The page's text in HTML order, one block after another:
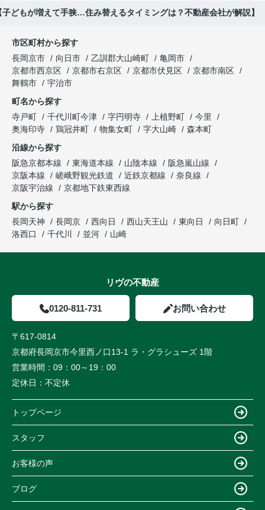
どもが増えて手狭…住み替えるタイミングは？不動産会社が解説】
市区町村から探す
長岡京市
向日市 乙訓郡大山崎町
亀岡市
京都市西京区
京都市右京区 京都市伏見区
京都市南区
舞鶴市
宇治市
町名から探す
寺戸町
千代川町今津 字円明寺 上植野町
今里
奥海印寺
鶏冠井町 物集女町 字大山崎
森本町
沿線から探す
阪急京都本線
東海道本線 山陰本線
阪急嵐山線
京阪本線
嵯峨野観光鉄道 近鉄京都線
奈良線
京阪宇治線
京都地下鉄東西線
駅から探す
長岡天神
長岡京 西向日 西山天王山 東向日
向日町
洛西口
千代川 並河 山崎
リヴの不動産
0120-811-731 お問い合わせ
〒617-0814
京都府長岡京市今里西ノ口13-1 ラ・グラシューズ 1階
営業時間： 09：00～19：00
定休日： 不定休
トップページ
スタッフ
お客様の声
ブログ